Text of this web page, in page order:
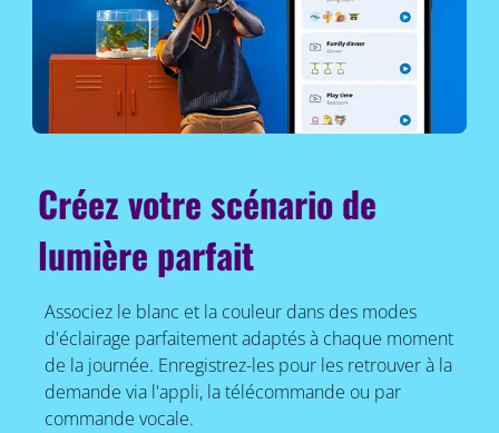
Créez votre scénario de
lumière parfait
Associez le blanc et la couleur dans des modes
d'éclairage parfaitement adaptés à chaque moment
de la journée. Enregistrez-les pour les retrouver à la
demande via l'appli, la télécommande ou par
commande vocale.